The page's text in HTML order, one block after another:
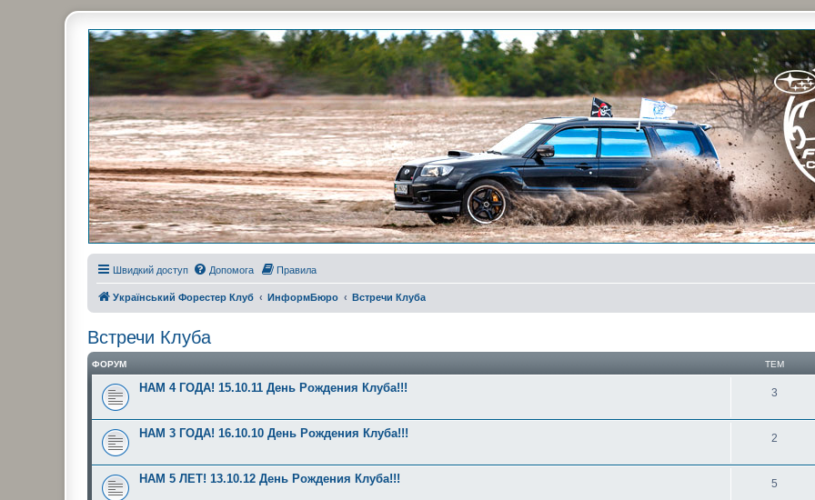
Украинский Форестер Клуб
Всеукраинский клуб владельцев Subaru Forester. Клубные покатушки на природе и еженедельные встречи, скидки от партнеров и просто много общения
Швидкий доступ Допомога Правила
Український Форестер Клуб ИнформБюро Встречи Клуба
Встречи Клуба
ФОРУМ ТЕМ
НАМ 4 ГОДА! 15.10.11 День Рождения Клуба!!! 3
НАМ 3 ГОДА! 16.10.10 День Рождения Клуба!!! 2
НАМ 5 ЛЕТ! 13.10.12 День Рождения Клуба!!! 5